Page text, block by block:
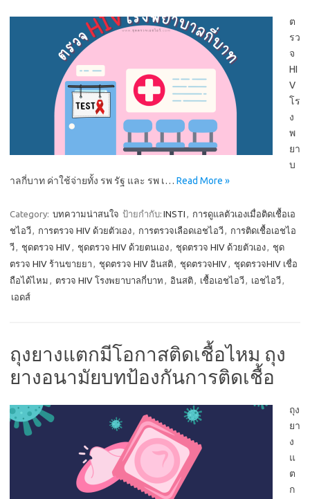
ต
รว
จ
HI
V
โร
ง
พ
ยา
บ
าลกี่บาท ค่าใช้จ่ายทั้ง รพ รัฐ และ รพ เ… Read More »
Category: บทความน่าสนใจ ป้ายกำกับ: INSTI , การดูแลตัวเองเมื่อติดเชื้อเอ
ชไอวี, การตรวจ HIV ด้วยตัวเอง, การตรวจเลือดเอชไอวี, การติดเชื้อเอชไอ
วี, ชุดตรวจ HIV, ชุดตรวจ HIV ด้วยตนเอง, ชุดตรวจ HIV ด้วยตัวเอง, ชุด
ตรวจ HIV ร้านขายยา , ชุดตรวจ HIV อินสติ, ชุดตรวจHIV, ชุดตรวจHIV เชื่อ
ถือได้ไหม , ตรวจ HIV โรงพยาบาลกี่บาท , อินสติ, เชื้อเอชไอวี, เอชไอวี,
เอดส์
ถุงยางแตกมีโอกาสติดเชื้อไหม ถุง
ยางอนามัยบทป้องกันการติดเชื้อ
ถุง
ยา
ง
แ
ต
ก